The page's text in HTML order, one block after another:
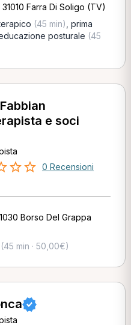
Farra Di Soligo (TV)
(45 min) prima
posturale (45
e soci
0 Recensioni
Borso Del Grappa
(45 min · 50,00€)